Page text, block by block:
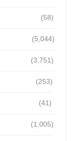
(58)
(5,044)
(3,751)
(253)
(41)
(1,005)